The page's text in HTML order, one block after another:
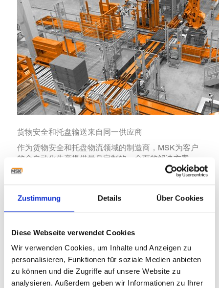
Zustimmung Details Über Cookies
Diese Webseite verwendet Cookies
Wir verwenden Cookies, um Inhalte und Anzeigen zu
personalisieren, Funktionen für soziale Medien anbieten
zu können und die Zugriffe auf unsere Website zu
analysieren. Außerdem geben wir Informationen zu Ihrer
货物安全和托盘输送来自同一供应商
作为货物安全和托盘物流领域的制造商，MSK为客户
的全自动化生产提供量身定制的、全面的解决方案。
整个物流过程中的数据传输、数据安全性，以及与外
围设备的数字接口，确保了最高水平的自动化过程。
拆垛系统；完成工序中的输送系统，码垛系统，以及
产品负载安全的塑膜包装系统，全自动托盘输送系
有设备。所有过程都可以通过MSK EMSY 6.0可视化
控制软件进行联网控制。
> 了解更多